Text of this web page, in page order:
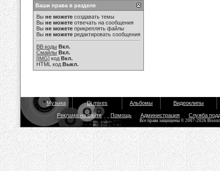
Ваши права в разделе
Вы не можете создавать темы
Вы не можете отвечать на сообщения
Вы не можете прикреплять файлы
Вы не можете редактировать сообщения
BB коды Вкл.
Смайлы Вкл.
[IMG] код Вкл.
HTML код Выкл.
Музыка Dj mixes Альбомы Видеоклипы
Реклама на сайте Помощь Администрация Служба
Все права защищены © 2007-2026